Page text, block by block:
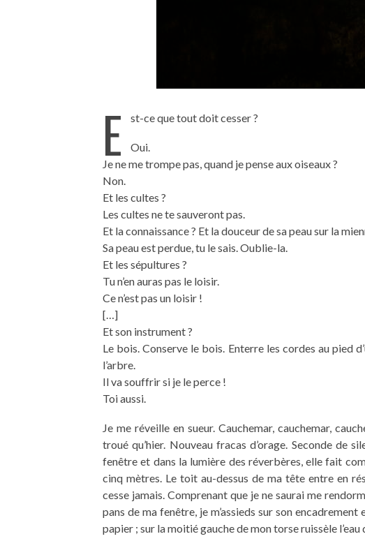
E st-ce que tout doit cesser ?
Oui.
Je ne me trompe pas, quand je pense aux oiseaux ?
Non.
Et les cultes ?
Les cultes ne te sauveront pas.
Et la connaissance ? Et la douceur de sa peau sur la
Sa peau est perdue, tu le sais. Oublie-la.
Et les sépultures ?
Tu n’en auras pas le loisir.
Ce n’est pas un loisir !
[…]
Et son instrument ?
Le bois. Conserve le bois. Enterre les cordes au pied
l’arbre.
Il va souffrir si je le perce !
Toi aussi.
Je me réveille en sueur. Cauchemar, cauchemar,
troué qu’hier. Nouveau fracas d’orage. Seconde de
fenêtre et dans la lumière des réverbères, elle fait
cinq mètres. Le toit au-dessus de ma tête entre en
cesse jamais. Comprenant que je ne saurai me
pans de ma fenêtre, je m’assieds sur son
papier ; sur la moitié gauche de mon torse ruissèle l’eau